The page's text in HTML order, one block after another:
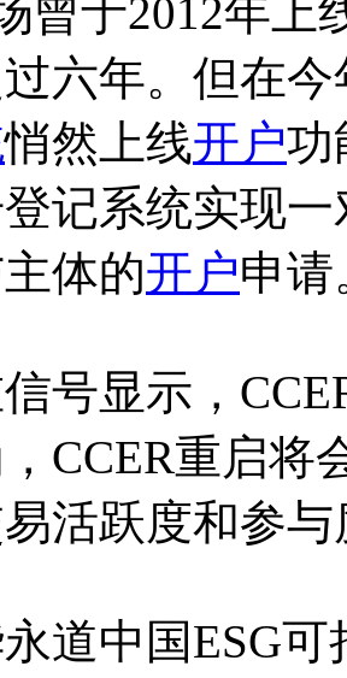
曾于2012年上
六年。但在
悄然上线开户功
记系统实现
体的开户申请
显示，
CCER重启将
活跃度和参与
中国ESG可